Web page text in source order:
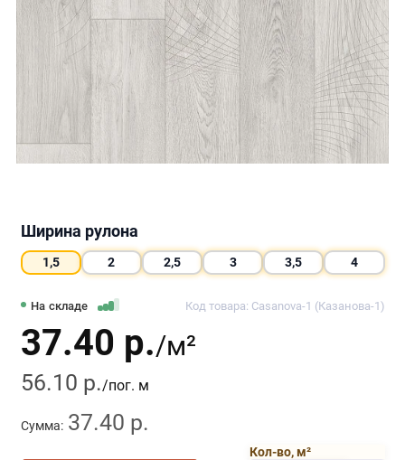
На складе Код товара: Casanova-1 (Казанова-1)
37.40 р./м²
56.10 р./пог. м
Сумма: 37.40 р.
Кол-во, м²
Ширина рулона
1,5 2 2,5 3 3,5 4